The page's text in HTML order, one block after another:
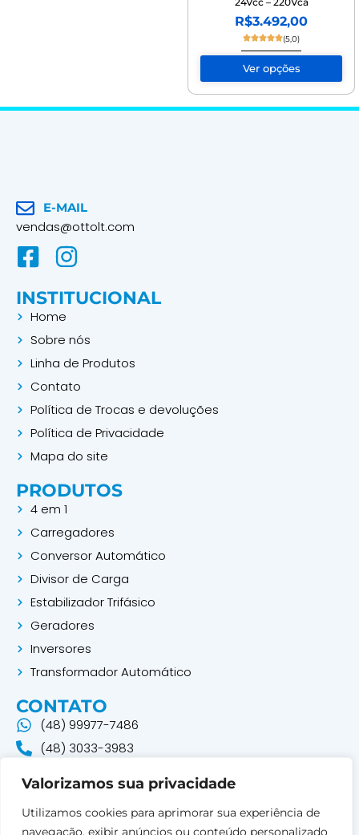
Valorizamos sua privacidade
Utilizamos cookies para aprimorar sua experiência de
navegação, exibir anúncios ou conteúdo personalizado
E-MAIL
vendas@ottolt.com
F
c
e
b
o
o
k
-
q
u
a
r
e
I
s
t
a
g
r
a
m
INSTITUCIONAL
Home
Sobre nós
Linha de Produtos
Contato
Política de Trocas e devoluções
Política de Privacidade
Mapa do site
PRODUTOS
4 em 1
Carregadores
Conversor Automático
Divisor de Carga
Estabilizador Trifásico
Geradores
Inversores
Transformador Automático
CONTATO
(48) 99977-7486
(48) 3033-3983
R. Papa Paulo VI, 73 - Pte. do Imaruim
Palhoça - SC, 88130-780